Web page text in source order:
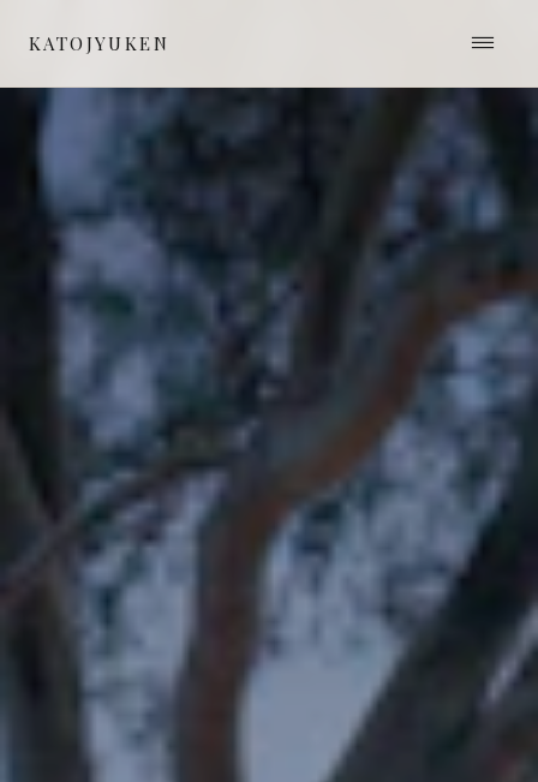
KATOJYUKEN ≡